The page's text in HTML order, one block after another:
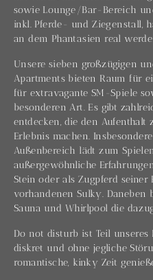
sowie Lounge/Bar-Bereich
inkl. Pferde- und Ziegenstall,
an dem Phantasien real
Unsere sieben großzügigen
Apartments bieten Raum für
für extravagante SM-Spiele
besonderen Art. Es gibt
entdecken, die den Aufenthalt
Erlebnis machen.
Außenbereich lädt zum
außergewöhnliche
Stein oder als Zugpferd
vorhandenen Sulky.
Sauna und Whirlpool die
Do not disturb ist Teil unseres
diskret und ohne jegliche
romantische, kinky Zeit